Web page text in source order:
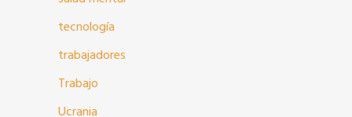
tecnología
trabajadores
Trabajo
Ucrania